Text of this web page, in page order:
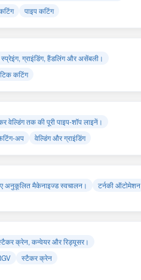
पाइप कटिंग
स्प्रेइंग, ग्राइंडिंग, हैंडलिंग और असेंबली।
कटिंग
वेल्डिंग तक की पूरी पाइप-शॉप लाइनें।
अप वेल्डिंग और ग्राइंडिंग
अनुकूलित मैकेनाइज्ड स्वचालन। टर्नकी ऑटोमेशन
क्रेन, कन्वेयर और रिड्यूसर।
स्टैकर क्रेन